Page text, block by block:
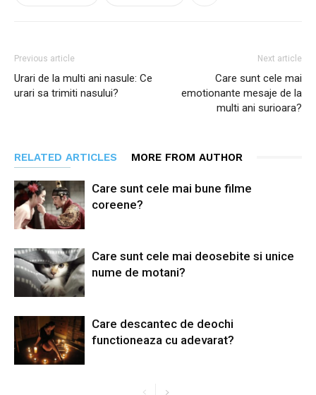
Previous article
Urari de la multi ani nasule: Ce
urari sa trimiti nasului?
Next article
Care sunt cele mai
emotionante mesaje de la
multi ani surioara?
RELATED ARTICLES MORE FROM AUTHOR
Care sunt cele mai bune filme
coreene?
Care sunt cele mai deosebite si unice
nume de motani?
Care descantec de deochi
functioneaza cu adevarat?